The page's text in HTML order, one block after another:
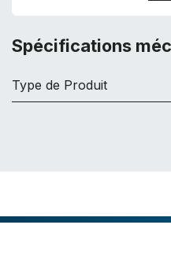
Spécifications
Type de Produit